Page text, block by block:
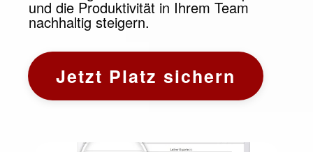
und die Produktivität in Ihrem Team
nachhaltig steigern.
Jetzt Platz sichern